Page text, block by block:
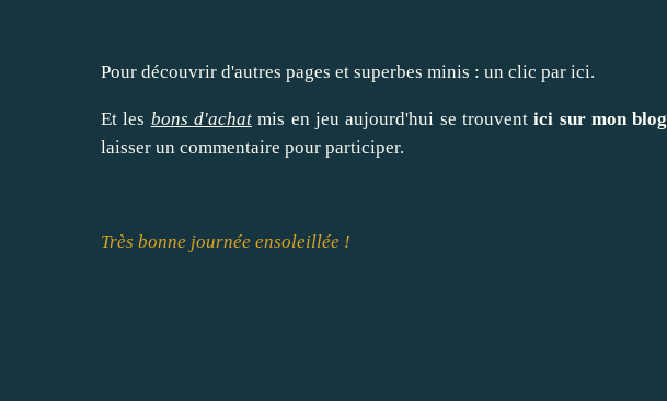
Pour découvrir d'autres pages et superbes minis : un clic par ici.
Et les bons d'achat mis en jeu aujourd'hui se trouventici sur mon blog
laisser un commentaire pour participer.
Très bonne journée ensoleillée !